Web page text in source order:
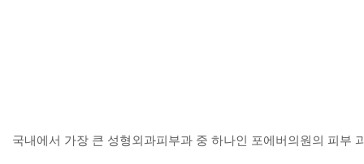
국내에서 가장 큰 성형외과피부과 중 하나인 포에버의원의 피부